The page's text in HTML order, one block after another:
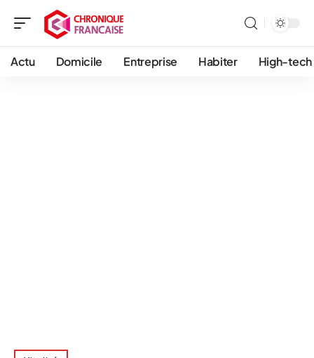
Actu Domicile Entreprise Habiter High-tech